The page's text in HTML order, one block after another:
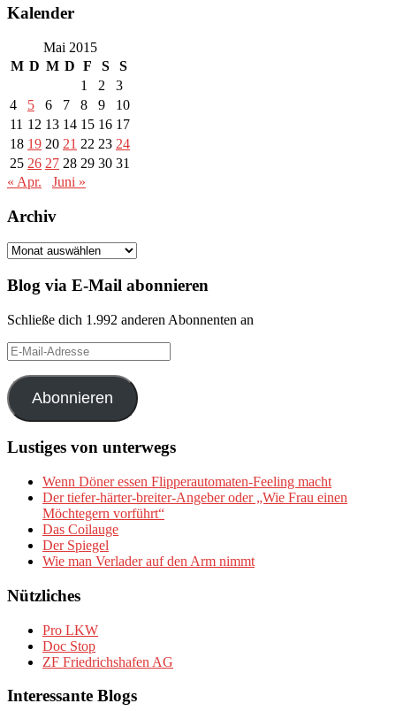
Kalender
Mai 2015
M D M D F S
S
1
2
3
4
5 6 7 8 9
10
11 12 13 14 15 16 17
18 19 20 21 22 23 24
25 26 27 28 29 30 31
« Apr.
Juni »
Archiv
Archiv
Blog via E-Mail abonnieren
Schließe dich 1.992 anderen Abonnenten an
E-
Mail-
Adresse
Abonnieren
Lustiges von unterwegs
Wenn Döner essen Flipperautomaten-Feeling macht
Der tiefer-härter-breiter-Angeber oder „Wie Frau einen
Möchtegern vorführt“
Das Coilauge
Der Spiegel
Wie man Verlader auf den Arm nimmt
Nützliches
Pro LKW
Doc Stop
ZF Friedrichshafen AG
Interessante Blogs